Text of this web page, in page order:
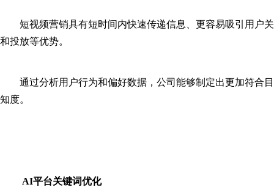
短视频营销具有短时间内快速传递信息、更容易吸引用户
和投放等优势。
通过分析用户行为和偏好数据，公司能够制定出更加符合
知度。
AI平台关键词优化